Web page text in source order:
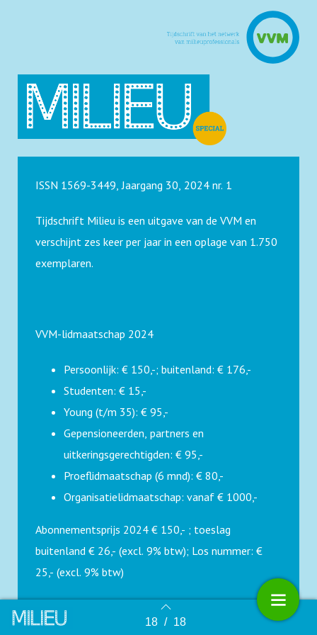
Terug naar overzicht 18 / 18
ISSN 1569-3449, Jaargang 30, 2024 nr. 1
Tijdschrift Milieu is een uitgave van de VVM en
verschijnt zes keer per jaar in een oplage van 1.750
exemplaren.
VVM-lidmaatschap 2024
Persoonlijk: € 150,-; buitenland: € 176,-
Studenten: € 15,-
Young (t/m 35): € 95,-
Gepensioneerden, partners en
uitkeringsgerechtigden: € 95,-
Proeflidmaatschap (6 mnd): € 80,-
Organisatielidmaatschap: vanaf € 1000,-
Abonnementsprijs 2024 € 150,- ; toeslag
buitenland € 26,- (excl. 9% btw); Los nummer: €
25,- (excl. 9% btw)